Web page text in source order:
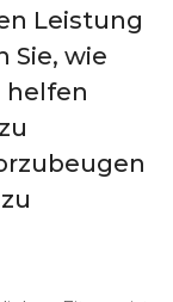
Leistung
Sie, wie
helfen